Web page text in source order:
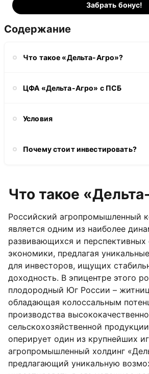
Забрать бонус!
Содержание
Что такое «Дельта-Агро»?
ЦФА «Дельта-Агро» с ПСБ
Условия
Почему стоит инвестировать?
Что такое
Российский агропромышленный
является одним из наиболее
развивающихся и перспективных
экономики, предлагая
для инвесторов, ищущих
доходность. В эпицентре этого
плодородный Юг России –
обладающая колоссальным
производства
сельскохозяйственной
оперирует один из крупнейших
агропромышленный холдинг
предлагающий уникальную